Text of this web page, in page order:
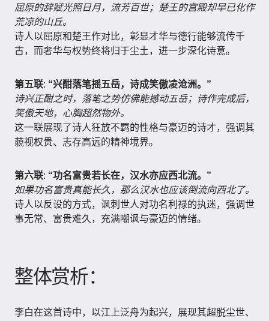
屈原的辞赋光照日月，流芳百世；楚王的宫殿却早已化作
荒凉的山丘。
诗人以屈原和楚王作对比，彰显才华与德行能够流传千
古，而奢华与权势终将归于尘土，进一步深化诗意。
第五联: “兴酣落笔摇五岳，诗成笑傲凌沧洲。”
诗兴正酣之时，落笔之势仿佛能撼动五岳；诗作完成后，
笑傲天地，心胸超然物外。
这一联展现了诗人狂放不羁的性格与豪迈的诗才，强调其
藐视权贵、志存高远的精神境界。
第六联: “功名富贵若长在，汉水亦应西北流。”
如果功名富贵真能长久，那么汉水也应该倒流向西北了。
诗人以反设的方式，讽刺世人对功名利禄的执迷，强调世
事无常、富贵难久，充满嘲讽与豪迈的情绪。
整体赏析：
李白在这首诗中，以江上泛舟为起兴，展现其超脱尘世、